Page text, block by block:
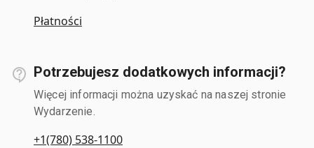
Płatności
Potrzebujesz dodatkowych informacji?
Więcej informacji można uzyskać na naszej stronie
Wydarzenie.
+1(780) 538-1100